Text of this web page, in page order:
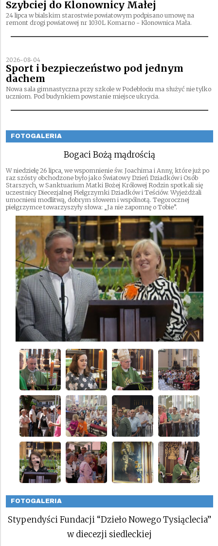
Szybciej do Klonownicy Małej
24 lipca w bialskim starostwie powiatowym podpisano umowę na
remont drogi powiatowej nr 1030L Komarno - Klonownica Mała.
2026-08-04
Sport i bezpieczeństwo pod jednym
dachem
Nowa sala gimnastyczna przy szkole w Podebłociu ma służyć nie tylko
uczniom. Pod budynkiem powstanie miejsce ukrycia.
FOTOGALERIA
Bogaci Bożą mądrością
W niedzielę 26 lipca, we wspomnienie św. Joachima i Anny, które już po
raz szósty obchodzone było jako Światowy Dzień Dziadków i Osób
Starszych, w Sanktuarium Matki Bożej Królowej Rodzin spotkali się
uczestnicy Diecezjalnej Pielgrzymki Dziadków i Teściów. Wyjeżdżali
umocnieni modlitwą, dobrym słowem i wspólnotą. Tegorocznej
pielgrzymce towarzyszyły słowa: „Ja nie zapomnę o Tobie”.
FOTOGALERIA
Stypendyści Fundacji “Dzieło Nowego Tysiąclecia”
w diecezji siedleckiej